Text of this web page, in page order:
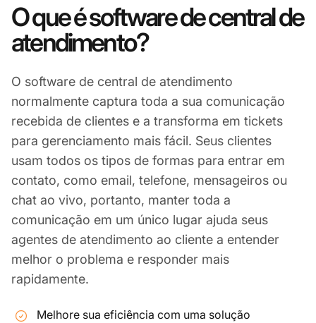
O que é software de central de
atendimento?
O software de central de atendimento
normalmente captura toda a sua comunicação
recebida de clientes e a transforma em tickets
para gerenciamento mais fácil. Seus clientes
usam todos os tipos de formas para entrar em
contato, como email, telefone, mensageiros ou
chat ao vivo, portanto, manter toda a
comunicação em um único lugar ajuda seus
agentes de atendimento ao cliente a entender
melhor o problema e responder mais
rapidamente.
Melhore sua eficiência com uma solução